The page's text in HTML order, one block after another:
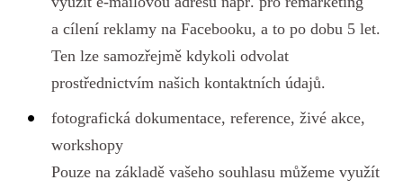
a cílení reklamy na Facebooku, a to po dobu 5 let.
Ten lze samozřejmě kdykoli odvolat
prostřednictvím našich kontaktních údajů.
fotografická dokumentace, reference, živé akce,
workshopy
Pouze na základě vašeho souhlasu můžeme využít